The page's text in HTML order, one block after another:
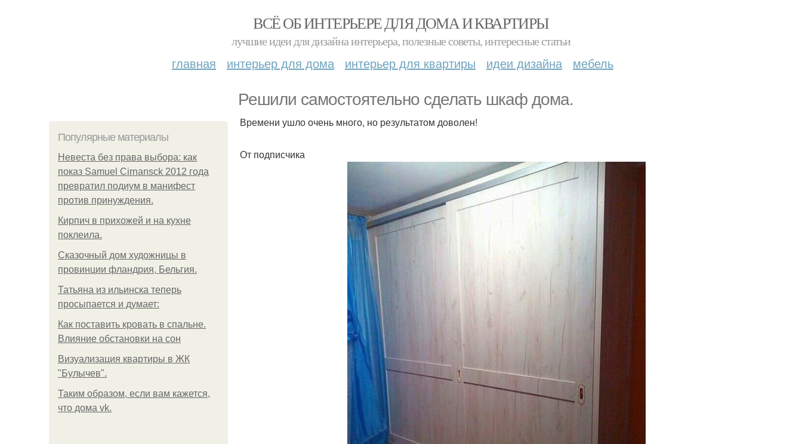
ВСЁ ОБ ИНТЕРЬЕРЕ ДЛЯ ДОМА И КВАРТИРЫ
лучшие идеи для дизайна интерьера, полезные советы, интересные статьи
главная интерьер для дома интерьер для квартиры идеи дизайна мебель
Решили самостоятельно сделать шкаф дома.
Популярные материалы
Невеста без права выбора: как
показ Samuel Cirnansck 2012 года
превратил подиум в манифест
против принуждения.
Кирпич в прихожей и на кухне
поклеила.
Сказочный дом художницы в
провинции фландрия, Бельгия.
Татьяна из ильинска теперь
просыпается и думает:
Как поставить кровать в спальне.
Влияние обстановки на сон
Визуализация квартиры в ЖК
"Булычев".
Таким образом, если вам кажется,
что дома vk.
Времени ушло очень много, но результатом доволен!
От подписчика